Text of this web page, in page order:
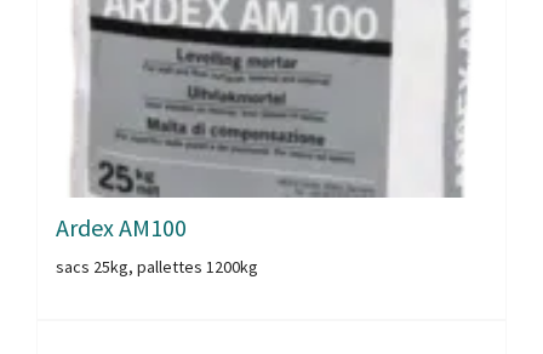
Ardex AM100
sacs 25kg, pallettes 1200kg